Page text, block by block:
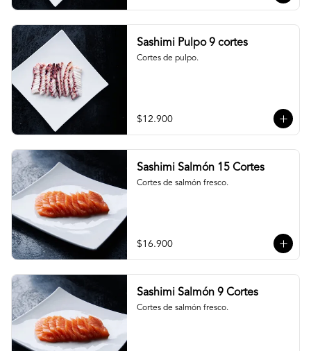
Sashimi Pulpo 9 cortes
Cortes de pulpo.
$12.900
Sashimi Salmón 15 Cortes
Cortes de salmón fresco.
$16.900
Sashimi Salmón 9 Cortes
Cortes de salmón fresco.